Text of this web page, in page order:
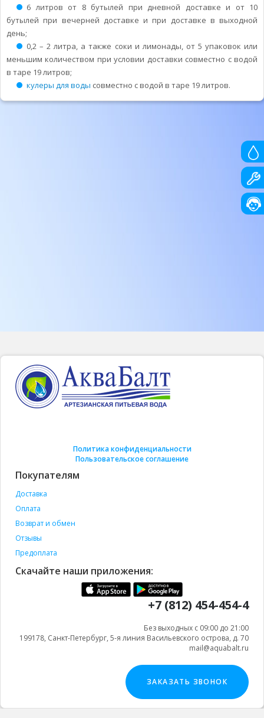
6 литров от 8 бутылей при дневной доставке и от 10
бутылей при вечерней доставке и при доставке в выходной
день;
0,2 – 2 литра, а также соки и лимонады, от 5 упаковок или
меньшим количеством при условии доставки совместно с водой
в таре 19 литров;
кулеры для воды совместно с водой в таре 19 литров.
Политика конфиденциальности
Пользовательское соглашение
Покупателям
Доставка
Оплата
Возврат и обмен
Отзывы
Предоплата
Скачайте наши приложения:
+7 (812) 454-454-4
Без выходных с 09:00 до 21:00
199178, Санкт-Петербург, 5-я линия Васильевского острова, д. 70
mail@aquabalt.ru
ЗАКАЗАТЬ ЗВОНОК